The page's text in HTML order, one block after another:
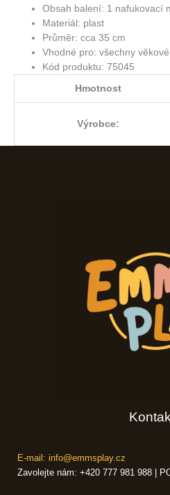
Obsah balení: 1 nafukovací
Materiál: plast
Průměr: cca 35 cm
Vhodné pro: všechny
Kód produktu: 75045
Hmotnost
Výrobce:
E-mail: info@emmsplay.cz
Zavolejte nám: +420 777 981 988 |